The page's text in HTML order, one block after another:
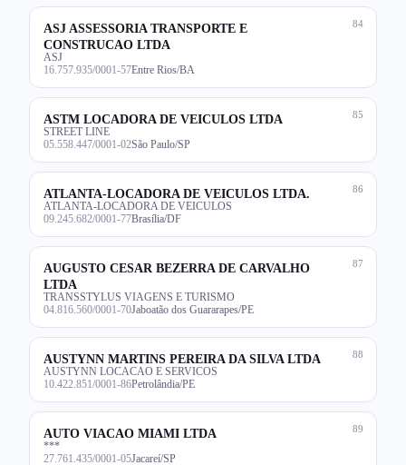
84
ASJ ASSESSORIA TRANSPORTE E
CONSTRUCAO LTDA
ASJ
16.757.935/0001-57Entre Rios/BA
85
ASTM LOCADORA DE VEICULOS LTDA
STREET LINE
05.558.447/0001-02São Paulo/SP
86
ATLANTA-LOCADORA DE VEICULOS LTDA.
ATLANTA-LOCADORA DE VEICULOS
09.245.682/0001-77Brasília/DF
87
AUGUSTO CESAR BEZERRA DE CARVALHO
LTDA
TRANSSTYLUS VIAGENS E TURISMO
04.816.560/0001-70Jaboatão dos Guararapes/PE
88
AUSTYNN MARTINS PEREIRA DA SILVA LTDA
AUSTYNN LOCACAO E SERVICOS
10.422.851/0001-86Petrolândia/PE
89
AUTO VIACAO MIAMI LTDA
***
27.761.435/0001-05Jacareí/SP